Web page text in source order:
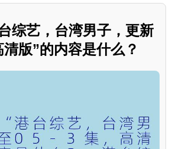
综艺，台湾男子，更新
版”的内容是什么？